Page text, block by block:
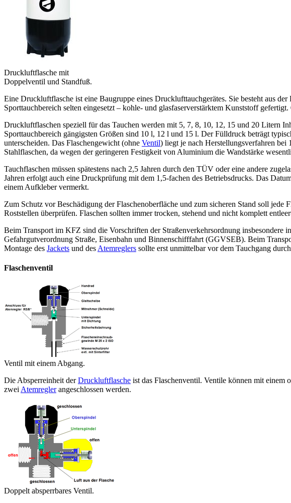
Druckluftflasche mit
Doppelventil und Standfuß.
Eine Druckluftflasche ist eine Baugruppe eines Drucklufttauchgerätes. Sie besteht aus der
Sporttauchbereich selten eingesetzt – kohle- und glasfaserverstärktem Kunststoff
Druckluftflaschen speziell für das Tauchen werden mit 5, 7, 8, 10, 12, 15 und 20 Litern
Sporttauchbereich gängigsten Größen sind 10 l, 12 l und 15 l. Der Fülldruck beträgt
unterscheiden. Das Flaschengewicht (ohne Ventil) liegt je nach Herstellungsverfahren bei
Stahlflaschen, da wegen der geringeren Festigkeit von Aluminium die Wandstärke
Tauchflaschen müssen spätestens nach 2,5 Jahren durch den TÜV oder eine andere
Jahren erfolgt auch eine Druckprüfung mit dem 1,5-fachen des Betriebsdrucks. Das
einem Aufkleber vermerkt.
Zum Schutz vor Beschädigung der Flaschenoberfläche und zum sicheren Stand soll
Roststellen überprüfen. Flaschen sollten immer trocken, stehend und nicht komplett
Beim Transport im KFZ sind die Vorschriften der Straßenverkehrsordnung
Gefahrgutverordnung Straße, Eisenbahn und Binnenschifffahrt (GGVSEB). Beim
Montage des Jackets und des Atemreglers sollte erst unmittelbar vor dem Tauchgang
Flaschenventil
Ventil mit einem Abgang.
Die Absperreinheit derDruckluftflasche ist das Flaschenventil. Ventile können mit einem
zwei Atemreglerangeschlossen werden.
Doppelt absperrbares Ventil.